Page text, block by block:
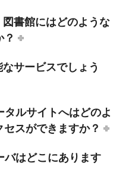
書館にはどのような
サービスでしょう
ルサイトへはどのよ
スができますか？
はどこにあります